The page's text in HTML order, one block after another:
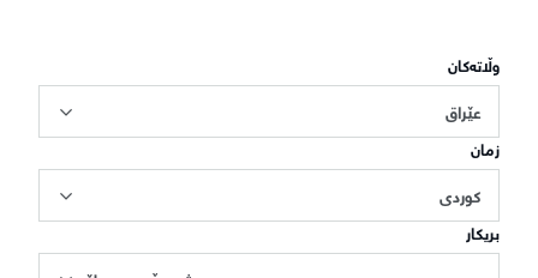
وڵاتەکان
عێراق
زمان
کوردی
بریکار